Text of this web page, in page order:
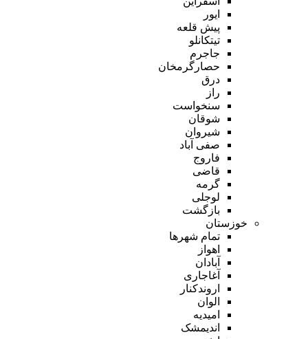
ایور
پیش قلعه
تیتکانلو
جاجرم
حصارگرمخان
درق
راز
سنخواست
شوقان
شیروان
صفی آباد
فاروج
قاضی
گرمه
لوجلی
بازگشت
خوزستان
تمام شهر‌ها
اهواز
آبادان
آغاجاری
اروندکنار
الوان
امیدیه
اندیمشک